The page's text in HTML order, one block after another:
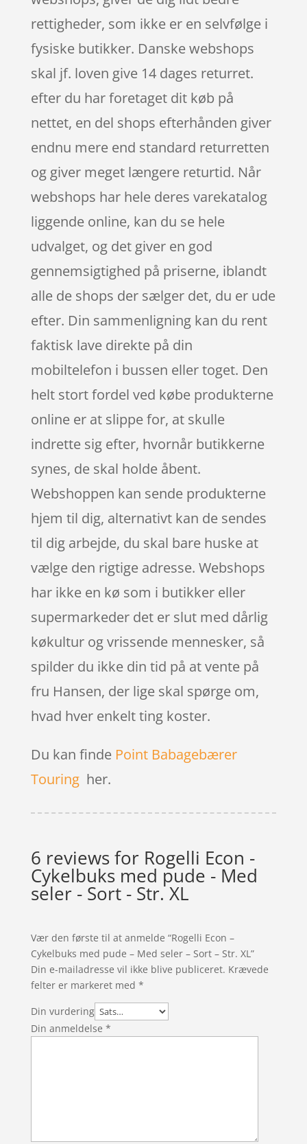
rettigheder, som ikke er en selvfølge i
fysiske butikker. Danske webshops
skal jf. loven give 14 dages returret.
efter du har foretaget dit køb på
nettet, en del shops efterhånden giver
endnu mere end standard returretten
og giver meget længere returtid. Når
webshops har hele deres varekatalog
liggende online, kan du se hele
udvalget, og det giver en god
gennemsigtighed på priserne, iblandt
alle de shops der sælger det, du er ude
efter. Din sammenligning kan du rent
faktisk lave direkte på din
mobiltelefon i bussen eller toget. Den
helt stort fordel ved købe produkterne
online er at slippe for, at skulle
indrette sig efter, hvornår butikkerne
synes, de skal holde åbent.
Webshoppen kan sende produkterne
hjem til dig, alternativt kan de sendes
til dig arbejde, du skal bare huske at
vælge den rigtige adresse. Webshops
har ikke en kø som i butikker eller
supermarkeder det er slut med dårlig
køkultur og vrissende mennesker, så
spilder du ikke din tid på at vente på
fru Hansen, der lige skal spørge om,
hvad hver enkelt ting koster.
Du kan finde Point Babagebærer
Touringher.
6 reviews for Rogelli Econ -
Cykelbuks med pude - Med
seler - Sort - Str. XL
Vær den første til at anmelde “Rogelli Econ –
Cykelbuks med pude – Med seler – Sort – Str. XL”
Din e-mailadresse vil ikke blive publiceret. Krævede
felter er markeret med *
Din vurdering
Din anmeldelse *